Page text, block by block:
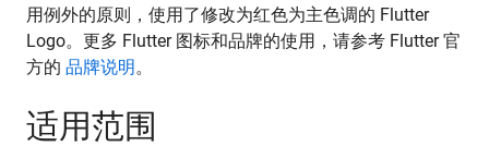
用例外的原则，使用了修改为红色为主色调的 Flutter
Logo。更多 Flutter 图标和品牌的使用，请参考 Flutter 官
方的 品牌说明。
适用范围